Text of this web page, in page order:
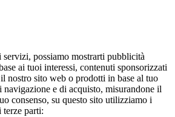
servizi, possiamo mostrarti pubblicità
ai tuoi interessi, contenuti sponsorizzati
nostro sito web o prodotti in base al tuo
navigazione e di acquisto, misurandone il
consenso, su questo sito utilizziamo i
terze parti: